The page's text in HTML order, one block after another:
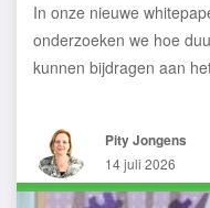
In onze nieuwe
onderzoeken we hoe
kunnen bijdragen aan
Pity Jongens
14 juli 2026